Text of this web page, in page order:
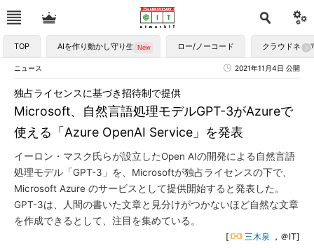
TOP AIを作り動かし守り生かす ロー/ノーコード クラウドネイ
ニュース 2021年11月4日 公開
Microsoft、自然言語処理モデルGPT-3がAzureで
使える「Azure OpenAI Service」を発表
独占ライセンスに基づき招待制で提供
イーロン・マスク氏らが設立したOpen AIの開発による自然言語
処理モデル「GPT-3」を、Microsoftが独占ライセンスの下で、
Microsoft Azure のサービスとして提供開始すると発表した。
GPT-3は、人間の書いた文章と見分けがつかないほど自然な文章
を作成できるとして、注目を集めている。
[ 三木泉 ，＠IT]